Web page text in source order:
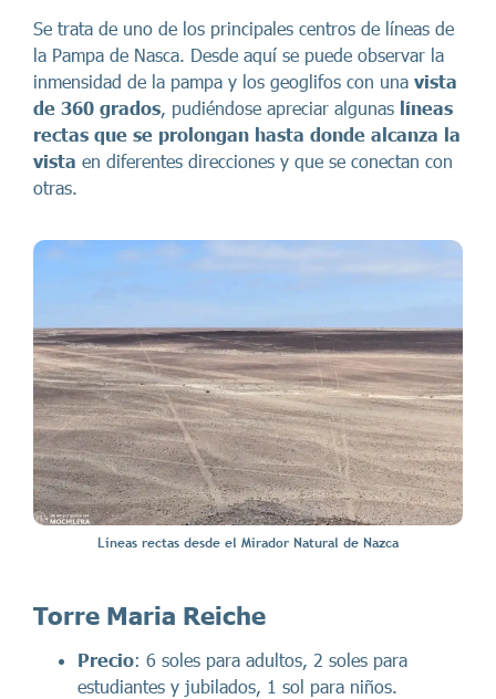
Se trata de uno de los principales centros de líneas de
la Pampa de Nasca. Desde aquí se puede observar la
inmensidad de la pampa y los geoglifos con una vista
de 360 grados , pudiéndose apreciar algunas líneas
rectas que se prolongan hasta donde alcanza la
vista en diferentes direcciones y que se conectan con
otras.
Líneas rectas desde el Mirador Natural de Nazca
Torre Maria Reiche
Precio: 6 soles para adultos, 2 soles para
estudiantes y jubilados, 1 sol para niños.